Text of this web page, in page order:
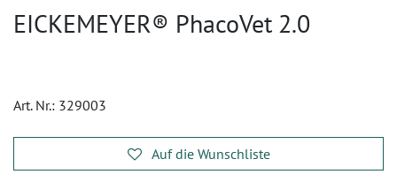
EICKEMEYER® PhacoVet 2.0
Art. Nr.: 329003
Auf die Wunschliste